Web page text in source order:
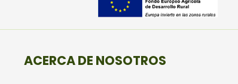
ACERCA DE NOSOTROS